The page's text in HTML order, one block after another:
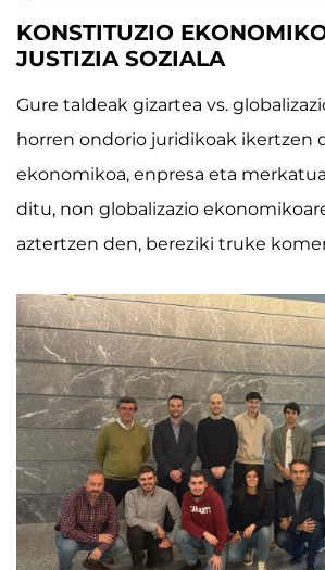
KONSTITUZIO
JUSTIZIA SOZIALA
Gure taldeak gizartea vs.
horren ondorio juridikoak ikertzen
ekonomikoa, enpresa eta
ditu, non globalizazio
aztertzen den, bereziki truke